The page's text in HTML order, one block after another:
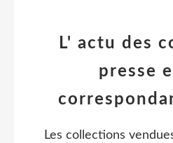
L' actu des
presse
Les collections